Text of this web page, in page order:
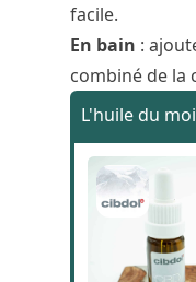
facile.
En bain :
combiné de la
L'huile du